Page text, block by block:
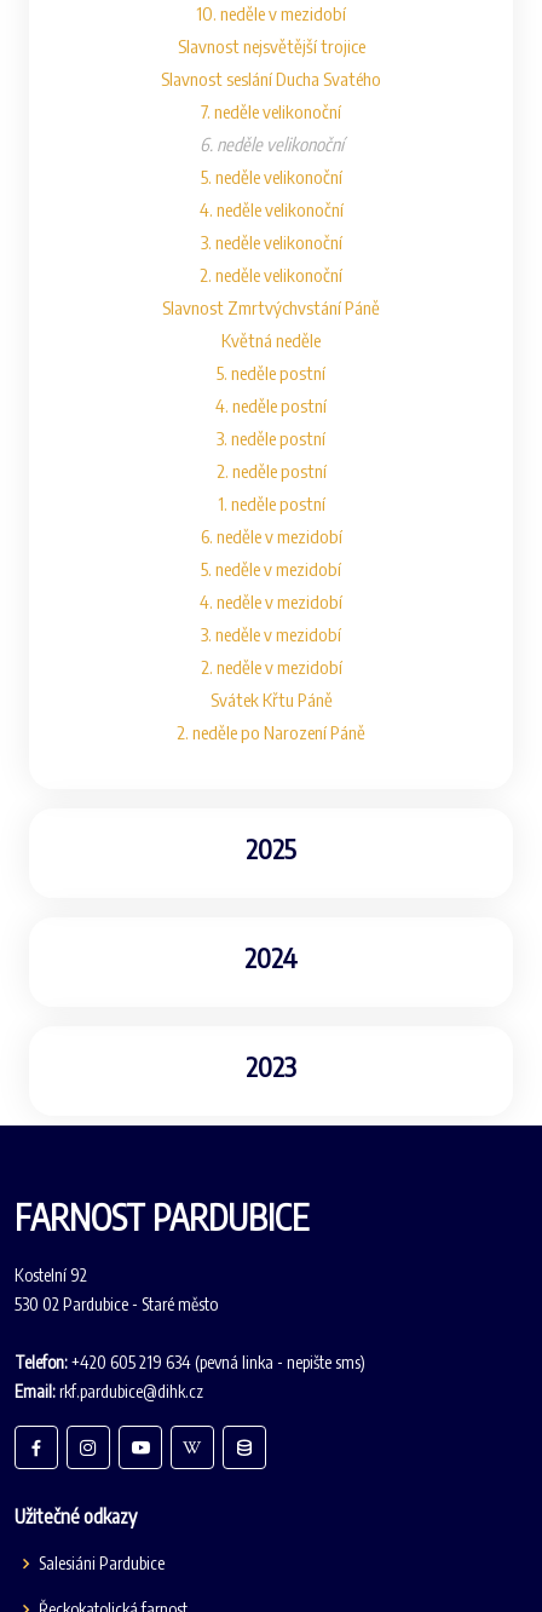
10. neděle v mezidobí
Slavnost nejsvětější trojice
Slavnost seslání Ducha Svatého
7. neděle velikonoční
6. neděle velikonoční
5. neděle velikonoční
4. neděle velikonoční
3. neděle velikonoční
2. neděle velikonoční
Slavnost Zmrtvýchvstání Páně
Květná neděle
5. neděle postní
4. neděle postní
3. neděle postní
2. neděle postní
1. neděle postní
6. neděle v mezidobí
5. neděle v mezidobí
4. neděle v mezidobí
3. neděle v mezidobí
2. neděle v mezidobí
Svátek Křtu Páně
2. neděle po Narození Páně
2025
2024
2023
FARNOST PARDUBICE
Kostelní 92
530 02 Pardubice - Staré město
Telefon:+420 605 219 634 (pevná linka - nepište sms)
Email:rkf.pardubice@dihk.cz
Užitečné odkazy
Salesiáni Pardubice